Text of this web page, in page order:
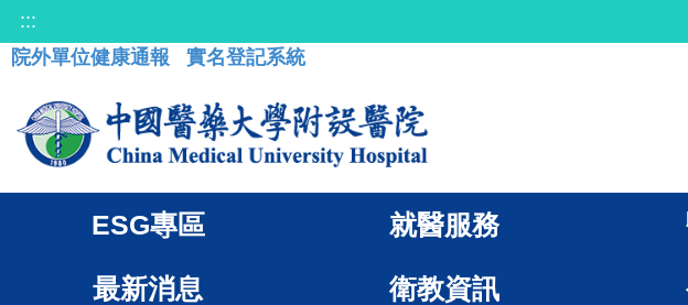
:::
院外單位健康通報
實名登記系統
ESG專區 就醫服務
最新消息 衛教資訊